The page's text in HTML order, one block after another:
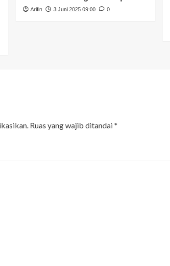
Arifin 3 Juni 2025 09:00 0
Ruas yang wajib ditandai*